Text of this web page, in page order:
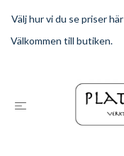
Välj hur vi du se priser här
Välkommen till butiken.